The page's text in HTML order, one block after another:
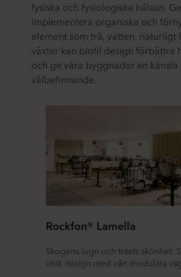
fysiska och fysiologiska hälsan.
implementera organiska och
element som trä, vatten, naturligt
växter kan biofil design förbättra
och ge våra byggnader en känsla
välbefinnande.
Rockfon® Lamella
Skogens lugn och träets skönhet.
unik design med vårt modulära